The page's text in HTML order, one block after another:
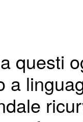
questi
a